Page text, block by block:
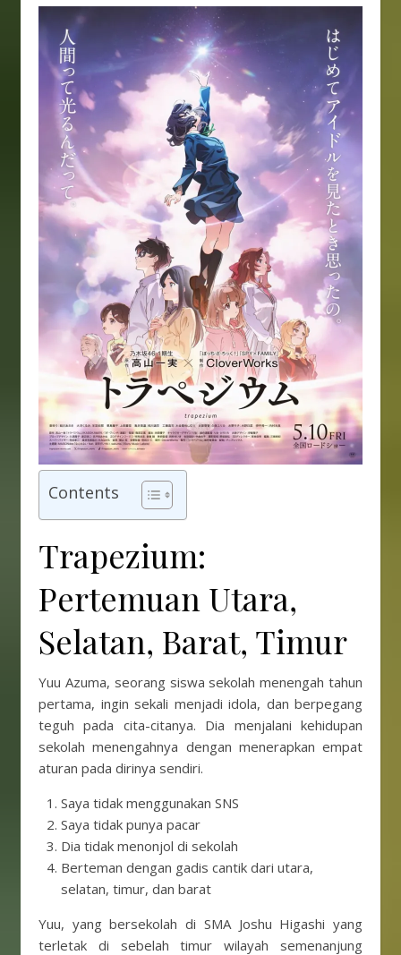
Contents
Trapezium:
Pertemuan Utara,
Selatan, Barat, Timur
Yuu Azuma, seorang siswa sekolah menengah tahun
pertama, ingin sekali menjadi idola, dan berpegang
teguh pada cita-citanya. Dia menjalani kehidupan
sekolah menengahnya dengan menerapkan empat
aturan pada dirinya sendiri.
Saya tidak menggunakan SNS
Saya tidak punya pacar
Dia tidak menonjol di sekolah
Berteman dengan gadis cantik dari utara,
selatan, timur, dan barat
Yuu, yang bersekolah di SMA Joshu Higashi yang
terletak di sebelah timur wilayah semenanjung